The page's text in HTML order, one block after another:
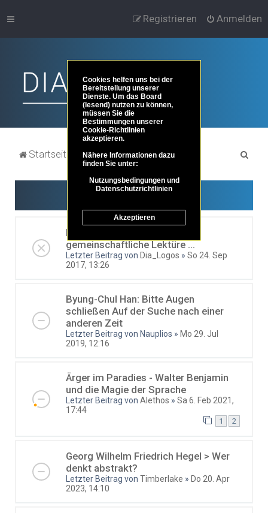
Anmelden
Registrieren
Startseite Portal Foren-Übersicht
Ungelesene Beiträge
Freie Quellen für die
gemeinschaftliche Lektüre ...
Letzter Beitrag von Dia_Logos » So 24. Sep
2017, 13:26
Byung-Chul Han: Bitte Augen
schließen Auf der Suche nach einer
anderen Zeit
Letzter Beitrag von Nauplios » Mo 29. Jul
2019, 12:16
Ärger im Paradies - Walter Benjamin
und die Magie der Sprache
Letzter Beitrag von Alethos » Sa 6. Feb 2021,
17:44
1 2
Georg Wilhelm Friedrich Hegel > Wer
denkt abstrakt?
Letzter Beitrag von Timberlake » Do 20. Apr
2023, 14:10
Cookies helfen uns bei der
Bereitstellung unserer
Dienste. Um das Board
(lesend) nutzen zu können,
müssen Sie die
Bestimmungen unserer
Cookie-Richtlinien
akzeptieren.
Nähere Informationen dazu
finden Sie unter:
Nutzungsbedingungen und
Datenschutzrichtlinien
Akzeptieren